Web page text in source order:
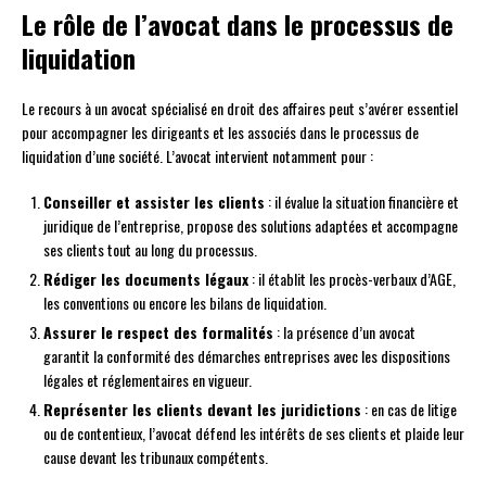
Le rôle de l’avocat dans le processus de
liquidation
Le recours à un avocat spécialisé en droit des affaires peut s’avérer essentiel
pour accompagner les dirigeants et les associés dans le processus de
liquidation d’une société. L’avocat intervient notamment pour :
Conseiller et assister les clients : il évalue la situation financière et
juridique de l’entreprise, propose des solutions adaptées et accompagne
ses clients tout au long du processus.
Rédiger les documents légaux: il établit les procès-verbaux d’AGE,
les conventions ou encore les bilans de liquidation.
Assurer le respect des formalités : la présence d’un avocat
garantit la conformité des démarches entreprises avec les dispositions
légales et réglementaires en vigueur.
Représenter les clients devant les juridictions : en cas de litige
ou de contentieux, l’avocat défend les intérêts de ses clients et plaide leur
cause devant les tribunaux compétents.